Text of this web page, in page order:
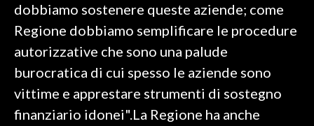
dobbiamo sostenere queste aziende; come
Regione dobbiamo semplificare le procedure
autorizzative che sono una palude
burocratica di cui spesso le aziende sono
vittime e apprestare strumenti di sostegno
finanziario idonei".La Regione ha anche